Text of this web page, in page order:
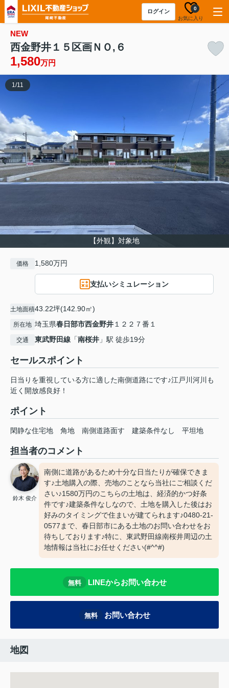
ログイン
お気に入り
0
NEW
西金野井１５区画ＮＯ,６
1,580万円
【外観】対象地
1/11
価格 1,580万円
支払いシミュレーション
土地面積43.22坪(142.90㎡)
所在地 埼玉県春日部市西金野井１２２７番１
交通 東武野田線 「南桜井 」駅 徒歩19分
セールスポイント
日当りを重視している方に適した南側道路にです♪江戸川河川も
近く開放感良好！
ポイント
閑静な住宅地 角地 南側道路面す 建築条件なし 平坦地
担当者のコメント
鈴木 俊介
南側に道路があるため十分な日当たりが確保できま
す♪土地購入の際、売地のことなら当社にご相談くだ
さい♪1580万円のこちらの土地は、経済的かつ好条
件です♪建築条件なしなので、土地を購入した後はお
好みのタイミングで住まいが建てられます♪0480-21-
0577まで、春日部市にある土地のお問い合わせをお
待ちしております♪特に、東武野田線南桜井周辺の土
地情報は当社にお任せください(#^^#)
無料 LINEからお問い合わせ
無料 お問い合わせ
地図